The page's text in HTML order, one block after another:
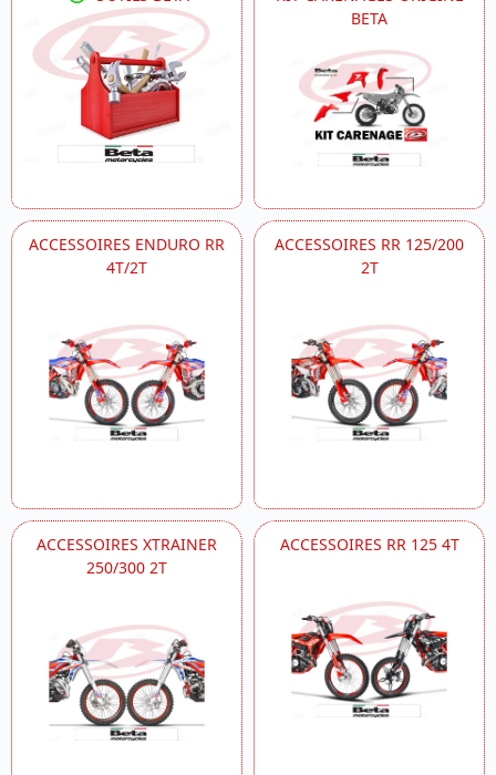
BETA
ACCESSOIRES ENDURO RR
4T/2T
ACCESSOIRES RR 125/200
2T
ACCESSOIRES XTRAINER
250/300 2T
ACCESSOIRES RR 125 4T